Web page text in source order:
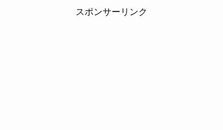
スポンサーリンク